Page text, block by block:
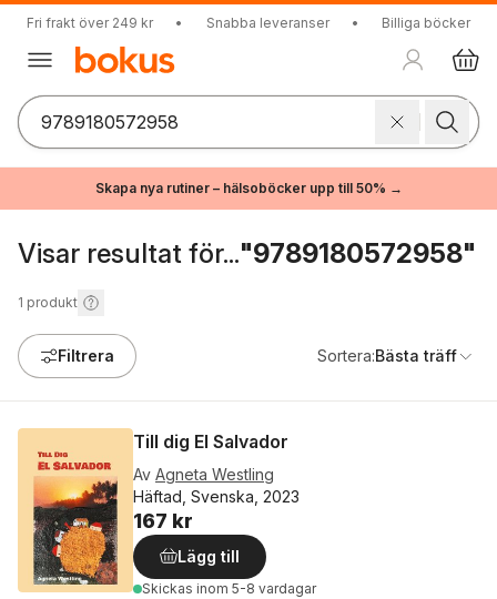
Fri frakt över 249 kr • Snabba leveranser • Billiga böcker
Skapa nya rutiner – hälsoböcker upp till 50% →
Visar resultat för..."9789180572958"
1 produkt
Filtrera Sortera:Bästa träff
Till dig El Salvador
Av Agneta Westling
Häftad, Svenska, 2023
167 kr
Lägg till
Skickas inom 5-8 vardagar